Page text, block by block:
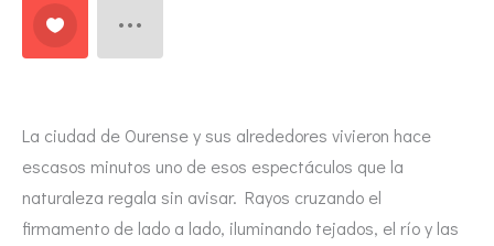
La ciudad de Ourense y sus alrededores vivieron hace
escasos minutos uno de esos espectáculos que la
naturaleza regala sin avisar. Rayos cruzando el
firmamento de lado a lado, iluminando tejados, el río y las